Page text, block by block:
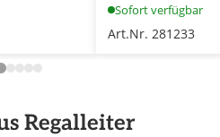
Sofort verfügbar
Art.Nr. 281233
Regalleiter